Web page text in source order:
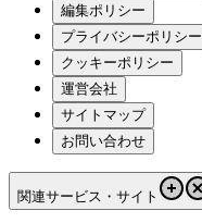
編集ポリシー
プライバシーポリシー
クッキーポリシー
運営会社
サイトマップ
お問い合わせ
関連サービス・サイト